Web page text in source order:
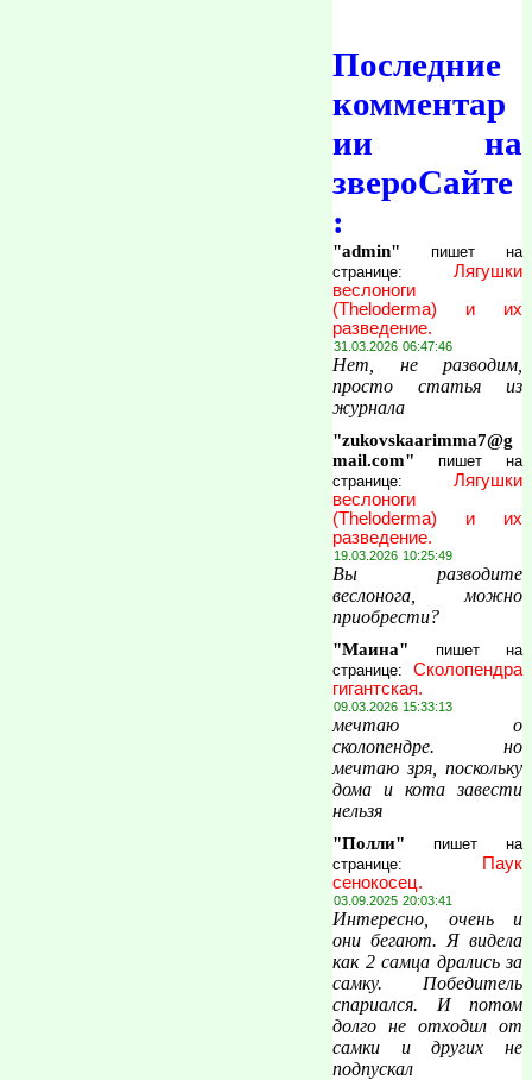
Последние
комментар
ии на
звероСайте
:
"admin" пишет на
странице: Лягушки
веслоноги
(Theloderma) и их
разведение.
31.03.2026 06:47:46
Нет, не разводим,
просто статья из
журнала
"zukovskaarimma7@g
mail.com" пишет на
странице: Лягушки
веслоноги
(Theloderma) и их
разведение.
19.03.2026 10:25:49
Вы разводите
веслонога, можно
приобрести?
"Маина" пишет на
странице: Сколопендра
гигантская.
09.03.2026 15:33:13
мечтаю о
сколопендре. но
мечтаю зря, поскольку
дома и кота завести
нельзя
"Полли" пишет на
странице:
Паук
сенокосец.
03.09.2025 20:03:41
Интересно, очень и
они бегают. Я видела
как 2 самца дрались за
самку. Победитель
спариался. И потом
долго не отходил от
самки и других не
подпускал